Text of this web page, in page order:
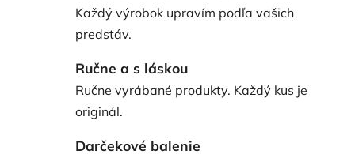
Každý výrobok upravím podľa vašich
predstáv.
Ručne a s láskou
Ručne vyrábané produkty. Každý kus je
originál.
Darčekové balenie